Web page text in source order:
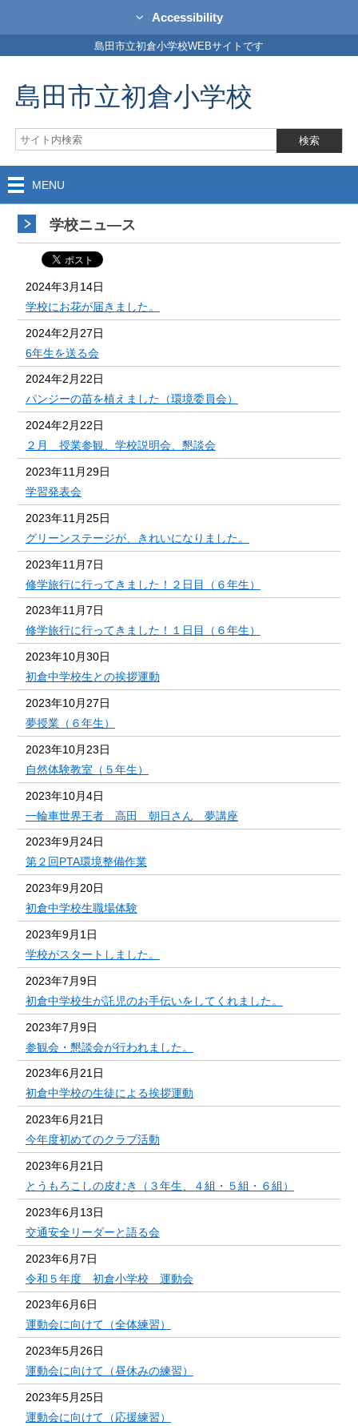
Accessibility
島田市立初倉小学校WEBサイトです
島田市立初倉小学校
MENU
学校ニュ―ス
2024年3月14日
学校にお花が届きました。
2024年2月27日
6年生を送る会
2024年2月22日
パンジーの苗を植えました（環境委員会）
2024年2月22日
２月 授業参観、学校説明会、懇談会
2023年11月29日
学習発表会
2023年11月25日
グリーンステージが、きれいになりました。
2023年11月7日
修学旅行に行ってきました！２日目（６年生）
2023年11月7日
修学旅行に行ってきました！１日目（６年生）
2023年10月30日
初倉中学校生との挨拶運動
2023年10月27日
夢授業（６年生）
2023年10月23日
自然体験教室（５年生）
2023年10月4日
一輪車世界王者 高田 朝日さん 夢講座
2023年9月24日
第２回PTA環境整備作業
2023年9月20日
初倉中学校生職場体験
2023年9月1日
学校がスタートしました。
2023年7月9日
初倉中学校生が託児のお手伝いをしてくれました。
2023年7月9日
参観会・懇談会が行われました。
2023年6月21日
初倉中学校の生徒による挨拶運動
2023年6月21日
今年度初めてのクラブ活動
2023年6月21日
とうもろこしの皮むき（３年生、４組・５組・６組）
2023年6月13日
交通安全リーダーと語る会
2023年6月7日
令和５年度 初倉小学校 運動会
2023年6月6日
運動会に向けて（全体練習）
2023年5月26日
運動会に向けて（昼休みの練習）
2023年5月25日
運動会に向けて（応援練習）